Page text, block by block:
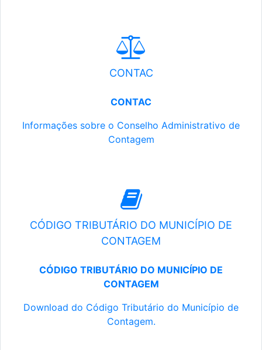
CONTAC
CONTAC
Informações sobre o Conselho Administrativo de
Contagem
CÓDIGO TRIBUTÁRIO DO MUNICÍPIO DE
CONTAGEM
CÓDIGO TRIBUTÁRIO DO MUNICÍPIO DE
CONTAGEM
Download do Código Tributário do Município de
Contagem.